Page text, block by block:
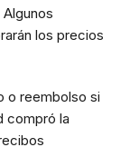
los precios
o reembolso si
compró la